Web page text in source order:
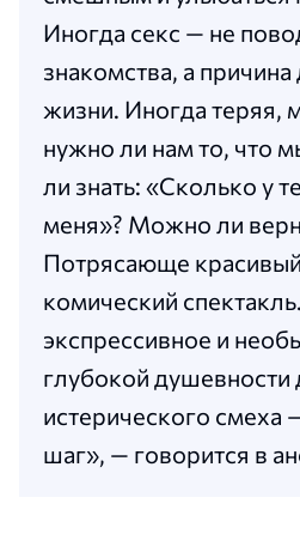
Иногда секс — не
знакомства, а
жизни. Иногда теряя,
нужно ли нам то, что
ли знать: «Сколько у
меня»? Можно ли
Потрясающе
комический
экспрессивное и
глубокой душевности
истерического смеха
шаг», — говорится в